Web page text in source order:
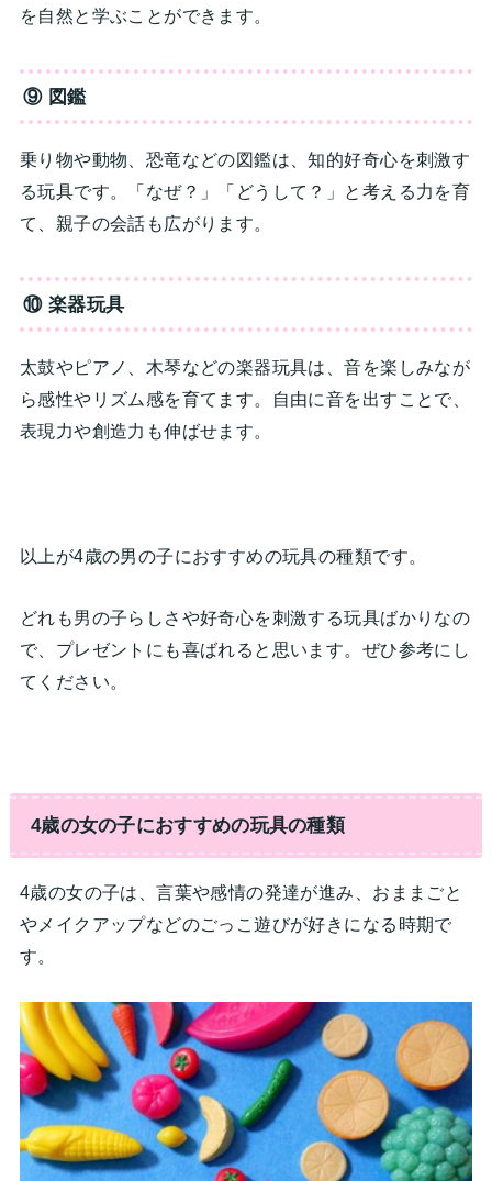
を自然と学ぶことができます。
⑨ 図鑑
乗り物や動物、恐竜などの図鑑は、知的好奇心を刺激す
る玩具です。「なぜ？」「どうして？」と考える力を育
て、親子の会話も広がります。
⑩ 楽器玩具
太鼓やピアノ、木琴などの楽器玩具は、音を楽しみなが
ら感性やリズム感を育てます。自由に音を出すことで、
表現力や創造力も伸ばせます。
以上が4歳の男の子におすすめの玩具の種類です。
どれも男の子らしさや好奇心を刺激する玩具ばかりなの
で、プレゼントにも喜ばれると思います。ぜひ参考にし
てください。
4歳の女の子におすすめの玩具の種類
4歳の女の子は、言葉や感情の発達が進み、おままごと
やメイクアップなどのごっこ遊びが好きになる時期で
す。